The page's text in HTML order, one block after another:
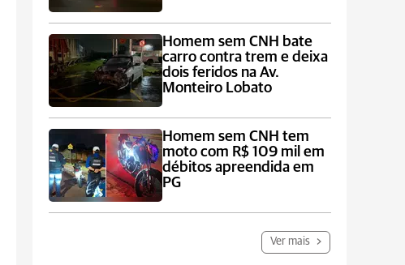
Homem sem CNH bate
carro contra trem e deixa
dois feridos na Av.
Monteiro Lobato
Homem sem CNH tem
moto com R$ 109 mil em
débitos apreendida em
PG
Ver mais